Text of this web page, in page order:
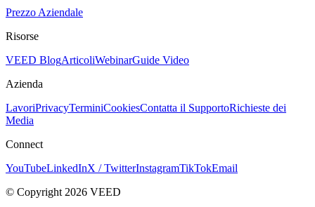
Prezzo Aziendale
Risorse
VEED BlogArticoliWebinarGuide Video
Azienda
LavoriPrivacyTerminiCookiesContatta il SupportoRichieste dei
Media
Connect
YouTubeLinkedInX / TwitterInstagramTikTokEmail
© Copyright 2026 VEED